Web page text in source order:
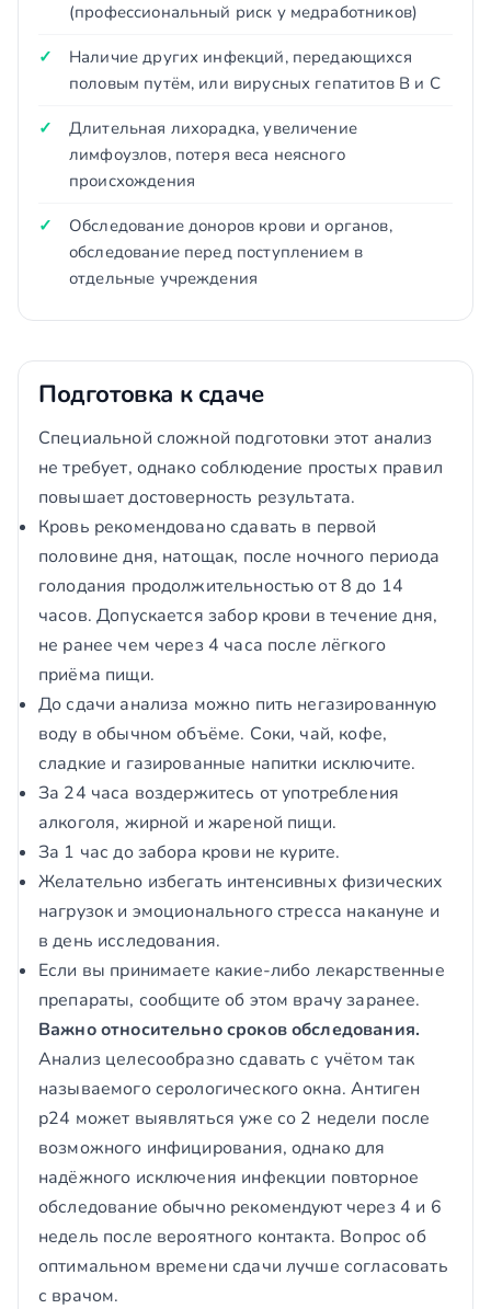
(профессиональный риск у медработников)
Наличие других инфекций, передающихся
половым путём, или вирусных гепатитов B и C
Длительная лихорадка, увеличение
лимфоузлов, потеря веса неясного
происхождения
Обследование доноров крови и органов,
обследование перед поступлением в
отдельные учреждения
Подготовка к сдаче
Специальной сложной подготовки этот анализ
не требует, однако соблюдение простых правил
повышает достоверность результата.
Кровь рекомендовано сдавать в первой
половине дня, натощак, после ночного периода
голодания продолжительностью от 8 до 14
часов. Допускается забор крови в течение дня,
не ранее чем через 4 часа после лёгкого
приёма пищи.
До сдачи анализа можно пить негазированную
воду в обычном объёме. Соки, чай, кофе,
сладкие и газированные напитки исключите.
За 24 часа воздержитесь от употребления
алкоголя, жирной и жареной пищи.
За 1 час до забора крови не курите.
Желательно избегать интенсивных физических
нагрузок и эмоционального стресса накануне и
в день исследования.
Если вы принимаете какие-либо лекарственные
препараты, сообщите об этом врачу заранее.
Важно относительно сроков обследования.
Анализ целесообразно сдавать с учётом так
называемого серологического окна. Антиген
р24 может выявляться уже со 2 недели после
возможного инфицирования, однако для
надёжного исключения инфекции повторное
обследование обычно рекомендуют через 4 и 6
недель после вероятного контакта. Вопрос об
оптимальном времени сдачи лучше согласовать
с врачом.